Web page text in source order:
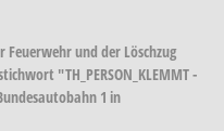
und der Löschzug
"TH_PERSON_KLEMMT -
1 in